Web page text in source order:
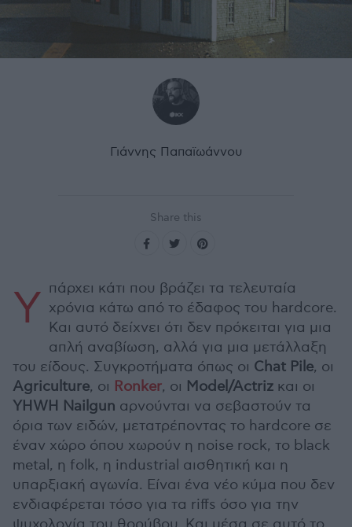
Γιάννης Παπαϊωάννου
Share this
Υ πάρχει κάτι που βράζει τα τελευταία
χρόνια κάτω από το έδαφος του hardcore.
Και αυτό δείχνει ότι δεν πρόκειται για μια
απλή αναβίωση, αλλά για μια μετάλλαξη
του είδους. Συγκροτήματα όπως οι Chat Pile, οι
Agriculture, οι Ronker, οι Model/Actriz και οι
YHWH Nailgun αρνούνται να σεβαστούν τα
όρια των ειδών, μετατρέποντας το hardcore σε
έναν χώρο όπου χωρούν η noise rock, το black
metal, η folk, η industrial αισθητική και η
υπαρξιακή αγωνία. Είναι ένα νέο κύμα που δεν
ενδιαφέρεται τόσο για τα riffs όσο για την